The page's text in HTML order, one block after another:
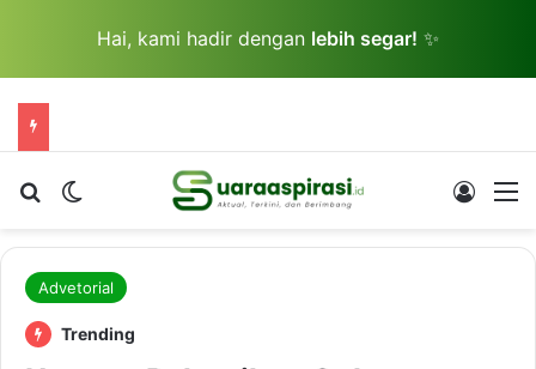
Hai, kami hadir dengan lebih segar! ✨
Cari berita...Switch skin Log In
Advetorial
Trending